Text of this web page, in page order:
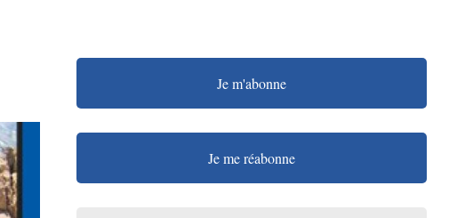
Je m'abonne
Je me réabonne